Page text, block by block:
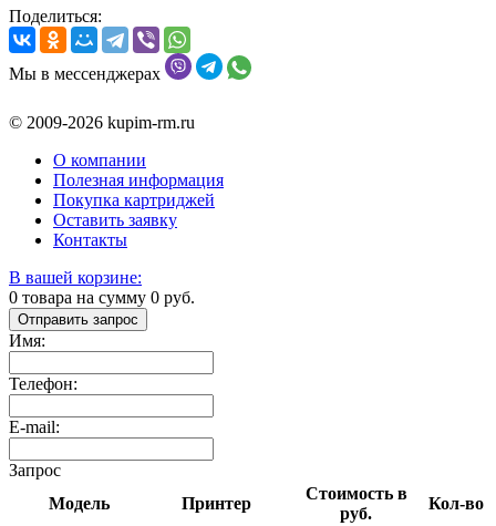
Поделиться:
Мы в мессенджерах
© 2009-2026 kupim-rm.ru
О компании
Полезная информация
Покупка картриджей
Оставить заявку
Контакты
В вашей корзине:
0 товара на сумму 0 руб.
Отправить запрос
Имя:
Телефон:
E-mail:
Запрос
Модель
Принтер
Стоимость в
руб.
Кол-во